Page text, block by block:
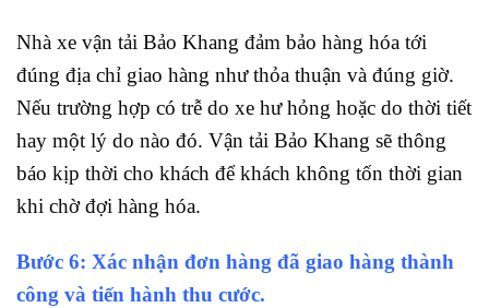
Nhà xe vận tải Bảo Khang đảm bảo hàng hóa tới
đúng địa chỉ giao hàng như thỏa thuận và đúng giờ.
Nếu trường hợp có trễ do xe hư hỏng hoặc do thời tiết
hay một lý do nào đó. Vận tải Bảo Khang sẽ thông
báo kịp thời cho khách để khách không tốn thời gian
khi chờ đợi hàng hóa.
Bước 6: Xác nhận đơn hàng đã giao hàng thành
công và tiến hành thu cước.